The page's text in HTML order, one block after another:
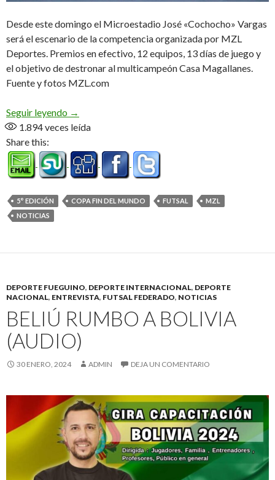
Desde este domingo el Microestadio José «Cochocho» Vargas
será el escenario de la competencia organizada por MZL
Deportes. Premios en efectivo, 12 equipos, 13 días de juego y
el objetivo de destronar al multicampeón Casa Magallanes.
Fuente y fotos MZL.com
Seguir leyendo Copa Fin del Mundo, 5° edición
→
1.894veces leída
Share this:
5° EDICIÓN COPA FIN DEL MUNDO FUTSAL
MZL
NOTICIAS
DEPORTE FUEGUINO, DEPORTE INTERNACIONAL, DEPORTE
NACIONAL, ENTREVISTA, FUTSAL FEDERADO, NOTICIAS
BELIÚ RUMBO A BOLIVIA
(AUDIO)
30 ENERO, 2024 ADMIN DEJA UN COMENTARIO